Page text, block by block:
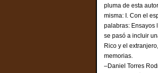
pluma de esta
misma: I. Con el
palabras: Ensayos
se pasó a incluir
Rico y el
memorias.
–Daniel Torres